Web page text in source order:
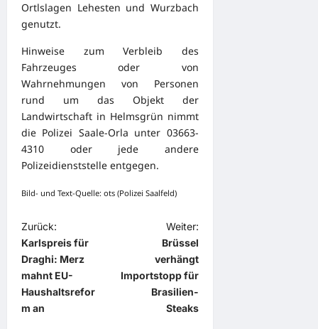
Ortlslagen Lehesten und Wurzbach
genutzt.
Hinweise zum Verbleib des
Fahrzeuges oder von
Wahrnehmungen von Personen
rund um das Objekt der
Landwirtschaft in Helmsgrün nimmt
die Polizei Saale-Orla unter 03663-
4310 oder jede andere
Polizeidienststelle entgegen.
Bild- und Text-Quelle: ots (Polizei Saalfeld)
B
e
i
t
r
Zurück:
Karlspreis für
Draghi: Merz
mahnt EU-
Haushaltsrefor
m an
Weiter:
Brüssel
verhängt
Importstopp für
Brasilien-
Steaks